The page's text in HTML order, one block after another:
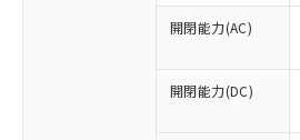
開閉能力(AC)
開閉能力(DC)
ご利用条件
対応済み：EU RoHS指
非含有に対応した製品が提
対応予定：EU RoHS指令（
有に対応した製品に切り替